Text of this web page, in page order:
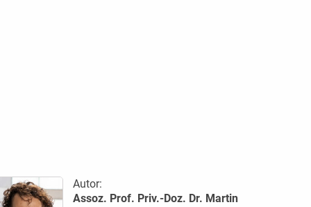
Autor:
Assoz. Prof. Priv.-Doz. Dr. Martin